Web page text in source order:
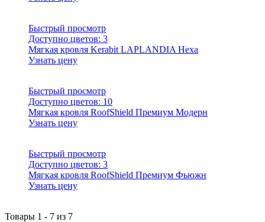
Быстрый просмотр
Доступно цветов: 3
Мягкая кровля Kerabit LAPLANDIA Hexa
Узнать цену
Быстрый просмотр
Доступно цветов: 10
Мягкая кровля RoofShield Премиум Модерн
Узнать цену
Быстрый просмотр
Доступно цветов: 3
Мягкая кровля RoofShield Премиум Фьюжн
Узнать цену
Товары 1 - 7 из 7